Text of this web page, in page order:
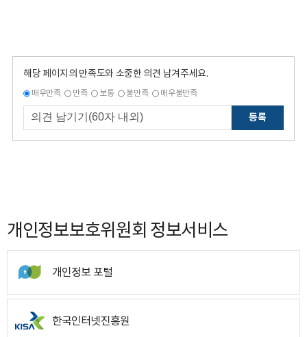
해당 페이지의 만족도와 소중한 의견 남겨주세요.
매우만족 만족 보통 불만족 매우불만족
등록
개인정보보호위원회 정보서비스
개인정보 포털
한국인터넷진흥원